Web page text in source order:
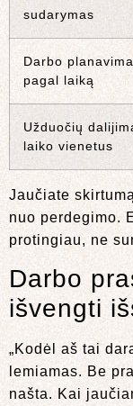
sudarymas
Darbo
pagal laiką
Užduočių
laiko vienetus
Jaučiate
nuo perdegimo.
protingiau, ne
Darbo
išvengti
„Kodėl aš tai
lemiamas. Be
našta. Kai